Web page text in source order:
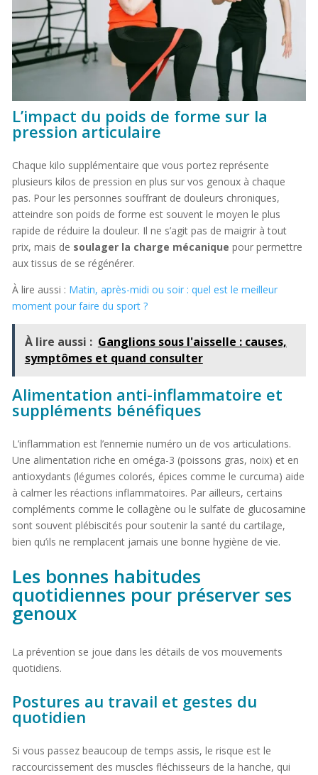
L’impact du poids de forme sur la
pression articulaire
Chaque kilo supplémentaire que vous portez représente
plusieurs kilos de pression en plus sur vos genoux à chaque
pas. Pour les personnes souffrant de douleurs chroniques,
atteindre son poids de forme est souvent le moyen le plus
rapide de réduire la douleur. Il ne s’agit pas de maigrir à tout
prix, mais de soulager la charge mécanique pour permettre
aux tissus de se régénérer.
À lire aussi : Matin, après-midi ou soir : quel est le meilleur
moment pour faire du sport ?
À lire aussi : Ganglions sous l'aisselle : causes,
symptômes et quand consulter
Alimentation anti-inflammatoire et
suppléments bénéfiques
L’inflammation est l’ennemie numéro un de vos articulations.
Une alimentation riche en oméga-3 (poissons gras, noix) et en
antioxydants (légumes colorés, épices comme le curcuma) aide
à calmer les réactions inflammatoires. Par ailleurs, certains
compléments comme le collagène ou le sulfate de glucosamine
sont souvent plébiscités pour soutenir la santé du cartilage,
bien qu’ils ne remplacent jamais une bonne hygiène de vie.
Les bonnes habitudes
quotidiennes pour préserver ses
genoux
La prévention se joue dans les détails de vos mouvements
quotidiens.
Postures au travail et gestes du
quotidien
Si vous passez beaucoup de temps assis, le risque est le
raccourcissement des muscles fléchisseurs de la hanche, qui